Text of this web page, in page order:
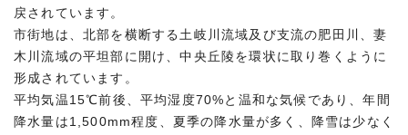
戻されています。
市街地は、北部を横断する土岐川流域及び支流の肥田川、妻
木川流域の平坦部に開け、中央丘陵を環状に取り巻くように
形成されています。
平均気温15℃前後、平均湿度70%と温和な気候であり、年間
降水量は1,500mm程度、夏季の降水量が多く、降雪は少なく